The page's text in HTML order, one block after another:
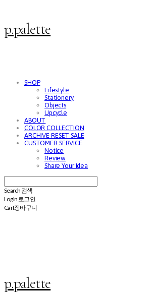
p.palette
SHOP
Lifestyle
Stationery
Objects
Upcycle
ABOUT
COLOR COLLECTION
ARCHIVE RESET SALE
CUSTOMER SERVICE
Notice
Review
Share Your Idea
Search 검색
Log In 로그인
Cart장바구니
p.palette